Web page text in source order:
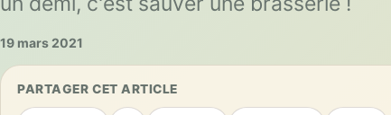
19 mars 2021
PARTAGER CET ARTICLE